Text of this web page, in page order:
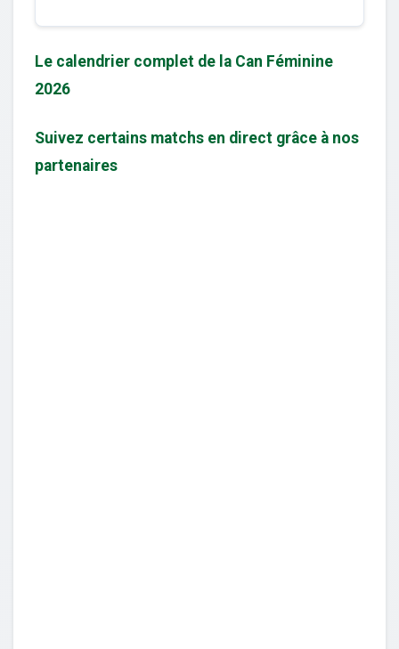
Le calendrier complet de la Can Féminine
2026
Suivez certains matchs en direct grâce à nos
partenaires